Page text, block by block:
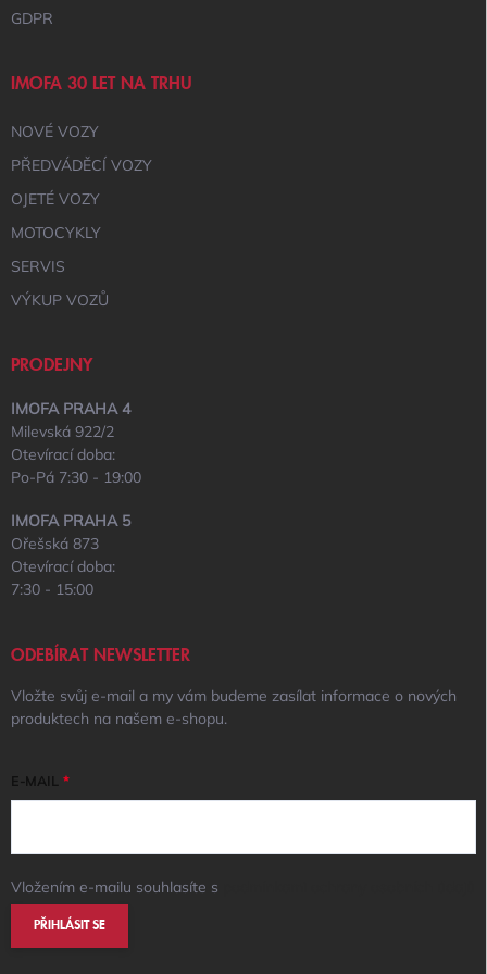
GDPR
IMOFA 30 LET NA TRHU
NOVÉ VOZY
PŘEDVÁDĚCÍ VOZY
OJETÉ VOZY
MOTOCYKLY
SERVIS
VÝKUP VOZŮ
PRODEJNY
IMOFA PRAHA 4
Milevská 922/2
Otevírací doba:
Po-Pá 7:30 - 19:00
IMOFA PRAHA 5
Ořešská 873
Otevírací doba:
7:30 - 15:00
ODEBÍRAT NEWSLETTER
Vložte svůj e-mail a my vám budeme zasílat informace o nových
produktech na našem e-shopu.
E-MAIL
Vložením e-mailu souhlasíte s
PŘIHLÁSIT SE